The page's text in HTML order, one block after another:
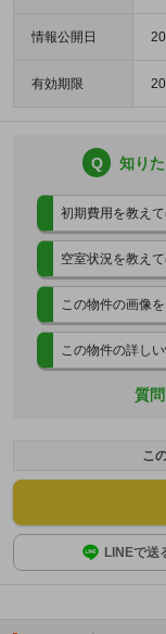
情報公開日
有効期限
Q 知り
初期費用を教え
空室状況を教え
この物件の画像
この物件の詳し
質
こ
LINEで送